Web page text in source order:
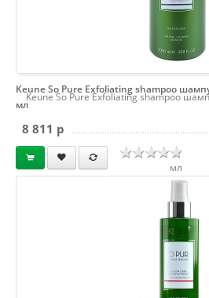
Keune So Pure Exfoliating shampoo
мл
Keune So Pure Exfoliating shampoo
мл
8 811 p